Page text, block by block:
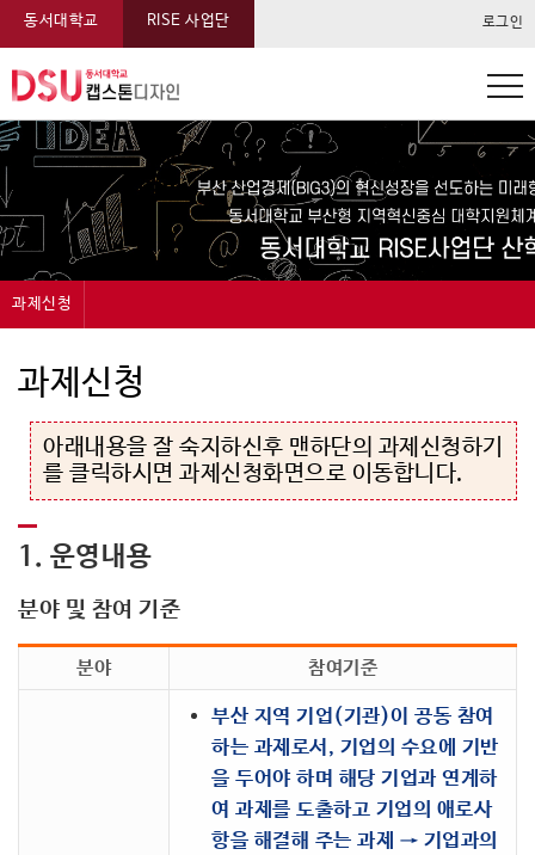
동서대학교 RISE 사업단 로그인
과제신청
과제신청
과제관리
온라인전시
커뮤니티
과제신청
아래내용을 잘 숙지하신후 맨하단의 과제신청하기
를 클릭하시면 과제신청화면으로 이동합니다.
1. 운영내용
분야 및 참여 기준
분야 참여기준
부산 지역 기업(기관)이 공동 참여
하는 과제로서, 기업의 수요에 기반
을 두어야 하며 해당 기업과 연계하
여 과제를 도출하고 기업의 애로사
항을 해결해 주는 과제 → 기업과의